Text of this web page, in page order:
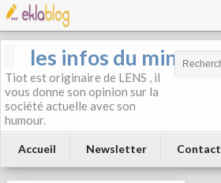
les infos du mineur
Tiot est originaire de LENS , il
vous donne son opinion sur la
société actuelle avec son
humour.
Accueil Newsletter Contact